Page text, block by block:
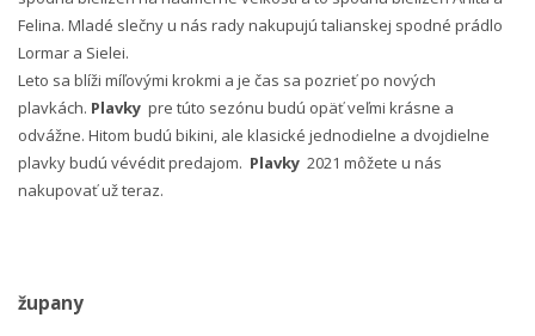
Felina. Mladé slečny u nás rady nakupujú talianskej spodné prádlo
Lormar a Sielei.
Leto sa blíži míľovými krokmi a je čas sa pozrieť po nových
plavkách. Plavky pre túto sezónu budú opäť veľmi krásne a
odvážne. Hitom budú bikini, ale klasické jednodielne a dvojdielne
plavky budú vévédit predajom. Plavky 2021 môžete u nás
nakupovať už teraz.
župany